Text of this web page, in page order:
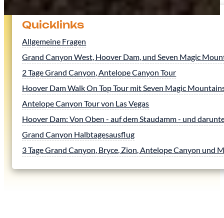
Quicklinks
Allgemeine Fragen
Grand Canyon West, Hoover Dam, und Seven Magic
2 Tage Grand Canyon, Antelope Canyon Tour
Hoover Dam Walk On Top Tour mit Seven Magic
Antelope Canyon Tour von Las Vegas
Hoover Dam: Von Oben - auf dem Staudamm - und
Grand Canyon Halbtagesausflug
3 Tage Grand Canyon, Bryce, Zion, Antelope Canyon und